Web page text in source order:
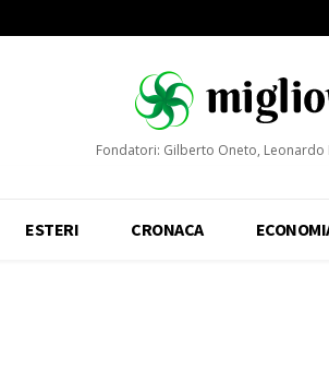
Fondatori: Gilberto Oneto, Leonardo
ESTERI CRONACA